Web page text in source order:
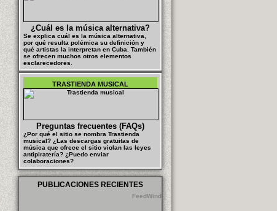
¿Cuál es la música alternativa?
Se explica cuál es la música alternativa,
por qué resulta polémica su definición y
qué artistas la interpretan en Cuba. También
se ofrecen muchos otros elementos
esclarecedores.
TRASTIENDA MUSICAL
Preguntas frecuentes (FAQs)
¿Por qué el sitio se nombra Trastienda
musical? ¿Las descargas gratuitas de
música que ofrece el sitio violan las leyes
antipiratería? ¿Puedo enviar
colaboraciones?
PUBLICACIONES RECIENTES
FeedWind